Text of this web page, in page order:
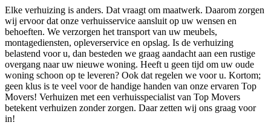
Elke verhuizing is anders. Dat vraagt om maatwerk. Daarom zorgen
wij ervoor dat onze verhuisservice aansluit op uw wensen en
behoeften. We verzorgen het transport van uw meubels,
montagediensten, opleverservice en opslag. Is de verhuizing
belastend voor u, dan besteden we graag aandacht aan een rustige
overgang naar uw nieuwe woning. Heeft u geen tijd om uw oude
woning schoon op te leveren? Ook dat regelen we voor u. Kortom;
geen klus is te veel voor de handige handen van onze ervaren Top
Movers! Verhuizen met een verhuisspecialist van Top Movers
betekent verhuizen zonder zorgen. Daar zetten wij ons graag voor
in!